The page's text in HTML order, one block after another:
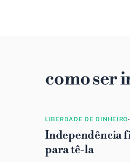
como ser
LIBERDADE DE DINHEIRO
Independência
para tê-la